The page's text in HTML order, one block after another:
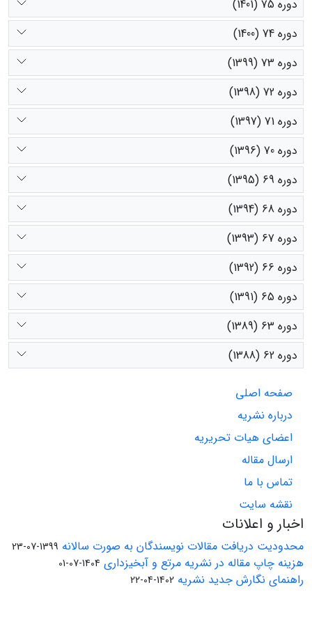
دوره 75 (1401)
دوره 74 (1400)
دوره 73 (1399)
دوره 72 (1398)
دوره 71 (1397)
دوره 70 (1396)
دوره 69 (1395)
دوره 68 (1394)
دوره 67 (1393)
دوره 66 (1392)
دوره 65 (1391)
دوره 63 (1389)
دوره 62 (1388)
صفحه اصلی
درباره نشریه
اعضای هیات تحریریه
ارسال مقاله
تماس با ما
نقشه سایت
اخبار و اعلانات
محدودیت دریافت مقالات نویسندگان به صورت سالانه 1399-07-23
هزینه چاپ مقاله در نشریه مرتع و آبخیزداری 1404-07-01
راهنمای نگارش جدید نشریه 1402-04-22